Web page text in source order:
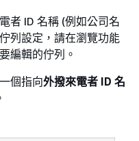
者 ID 名稱 (例如公司名
列設定，請在瀏覽功能
編輯的佇列。
個指向外撥來電者 ID 名